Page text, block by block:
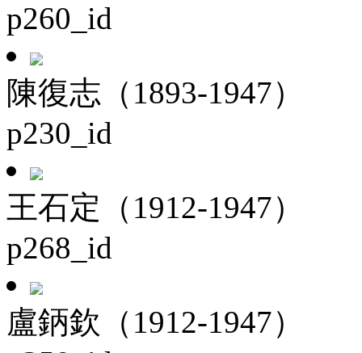
p260_id
陳復志（1893-1947）
p230_id
王石定（1912-1947）
p268_id
盧鈵欽（1912-1947）